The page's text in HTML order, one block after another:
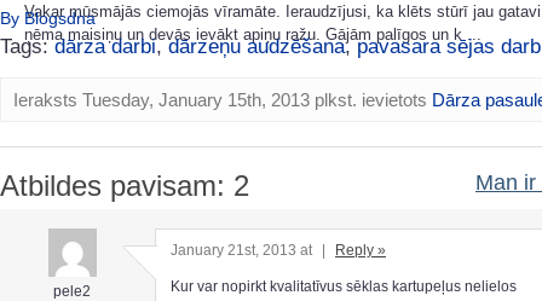
Vakar mūsmājās ciemojās vīramāte. Ieraudzījusi, ka klēts stūrī jau
ņēma maisiņu un devās ievākt apiņu ražu. Gājām palīgos un k ...
By Blogsdna
Tags:dārza darbi,dārzeņu audzēšana,pavasara sējas
Ieraksts Tuesday, January 15th, 2013 plkst. ievietots Dārza
Atbildes pavisam: 2 Man ir
pele2
January 21st, 2013 at Reply »
Kur var nopirkt kvalitatīvus sēklas kartupeļus nelielos